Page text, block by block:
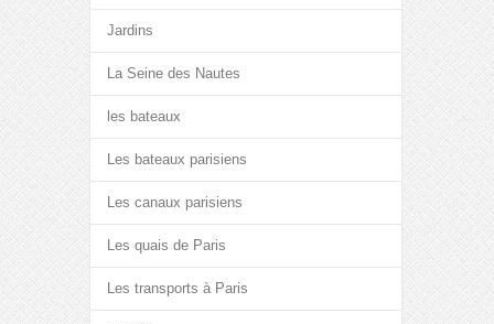
Jardins
La Seine des Nautes
les bateaux
Les bateaux parisiens
Les canaux parisiens
Les quais de Paris
Les transports à Paris